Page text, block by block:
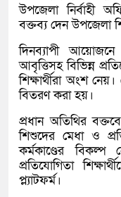
উপজেলা নির্বাহী
বক্তব্য দেন উপজেলা
দিনব্যাপী
আবৃত্তিসহ বিভিন্ন
শিক্ষার্থীরা অংশ
বিতরণ করা হয়।
প্রধান অতিথির
শিশুদের মেধা ও
কর্মকাণ্ডের
প্রতিযোগিতা
প্ল্যাটফর্ম।